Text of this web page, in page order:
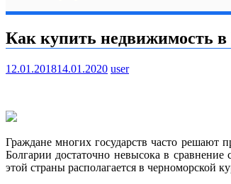
Как купить недвижимость в
12.01.201814.01.2020 user
Граждане многих государств часто решают
Болгарии достаточно невысока в
этой страны располагается в черноморской